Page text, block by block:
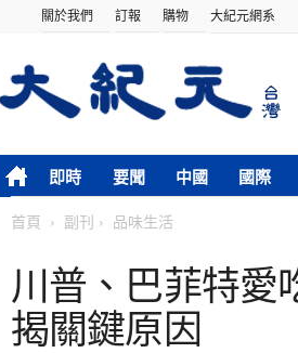
關於我們 訂報 購物 大紀元網系
即時 要聞 中國 國際
首頁 副刊 品味生活
川普、巴菲特愛
揭關鍵原因